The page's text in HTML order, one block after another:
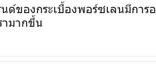
ด์ของกระเบื้องพอร์ซเลนมีก
มากขึ้น